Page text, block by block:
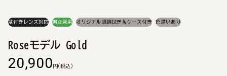
度付きレンズ対応 男女兼用 オリジナル眼鏡拭き＆ケース付き 色違いあり
Roseモデル Gold
20,900 円 (税込)